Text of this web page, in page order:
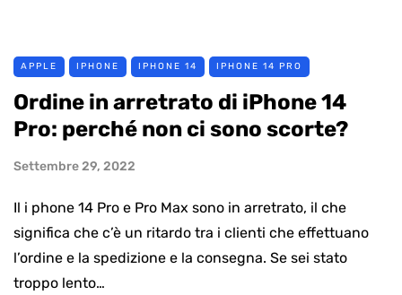
APPLE IPHONE IPHONE 14 IPHONE 14 PRO
Ordine in arretrato di iPhone 14
Pro: perché non ci sono scorte?
Settembre 29, 2022
Il i phone 14 Pro e Pro Max sono in arretrato, il che
significa che c’è un ritardo tra i clienti che effettuano
l’ordine e la spedizione e la consegna. Se sei stato
troppo lento…